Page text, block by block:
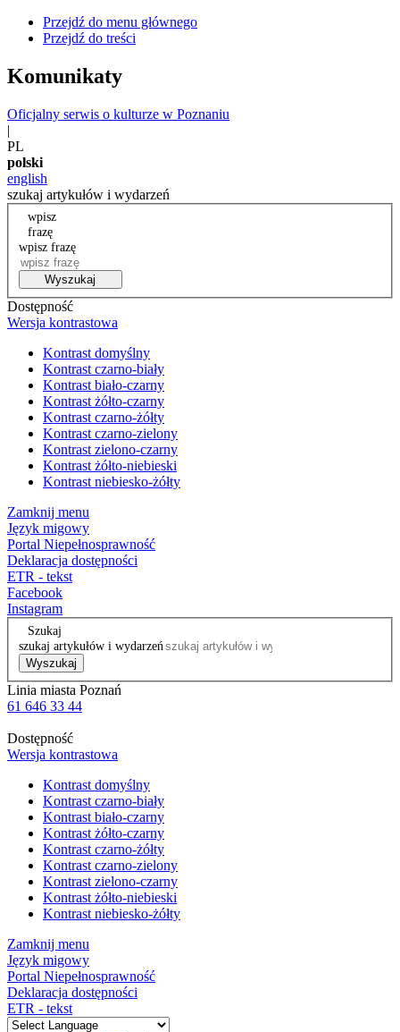
Przejdź do menu głównego
Przejdź do treści
Komunikaty
Oficjalny serwis o kulturze w Poznaniu
|
PL
polski
english
szukaj artykułów i wydarzeń
wpisz
frazę
wpisz frazę
Wyszukaj
Dostępność
Wersja kontrastowa
Kontrast domyślny
Kontrast czarno-biały
Kontrast biało-czarny
Kontrast żółto-czarny
Kontrast czarno-żółty
Kontrast czarno-zielony
Kontrast zielono-czarny
Kontrast żółto-niebieski
Kontrast niebiesko-żółty
Zamknij menu
Język migowy
Portal Niepełnosprawność
Deklaracja dostępności
ETR - tekst
Facebook
Instagram
Szukaj
szukaj artykułów i wydarzeń
Wyszukaj
Linia miasta Poznań
61 646 33 44
Dostępność
Wersja kontrastowa
Kontrast domyślny
Kontrast czarno-biały
Kontrast biało-czarny
Kontrast żółto-czarny
Kontrast czarno-żółty
Kontrast czarno-zielony
Kontrast zielono-czarny
Kontrast żółto-niebieski
Kontrast niebiesko-żółty
Zamknij menu
Język migowy
Portal Niepełnosprawność
Deklaracja dostępności
ETR - tekst